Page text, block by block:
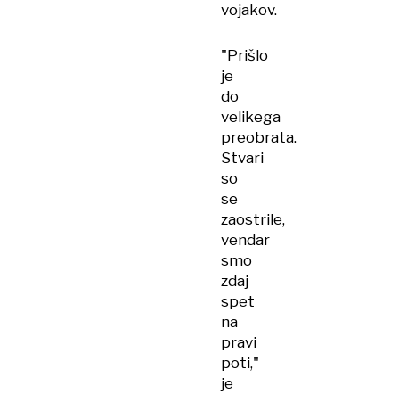
vojakov.
"Prišlo
je
do
velikega
preobrata.
Stvari
so
se
zaostrile,
vendar
smo
zdaj
spet
na
pravi
poti,"
je